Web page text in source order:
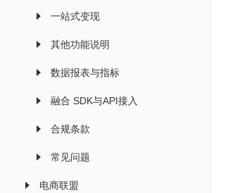
一站式变现
其他功能说明
数据报表与指标
融合 SDK与API接入
合规条款
常见问题
电商联盟